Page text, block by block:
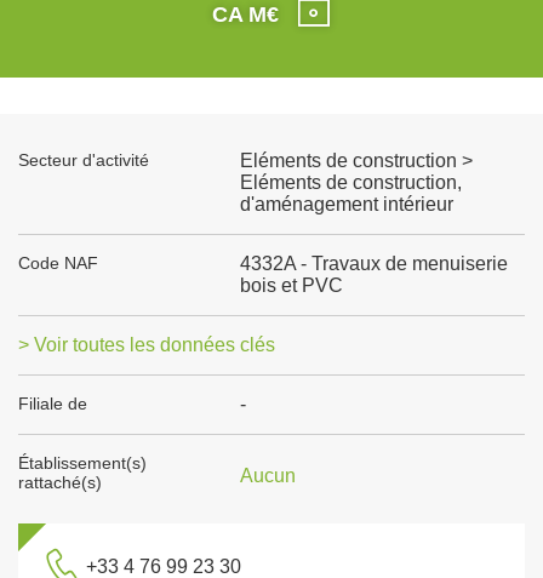
CA M€
Secteur d'activité
Eléments de construction >
Eléments de construction,
d'aménagement intérieur
Code NAF
4332A - Travaux de menuiserie
bois et PVC
> Voir toutes les données clés
Filiale de -
Établissement(s)
rattaché(s)
Aucun
+33 4 76 99 23 30